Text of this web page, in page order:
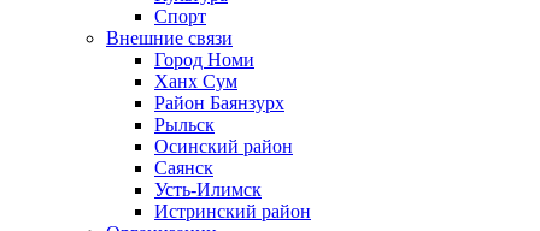
Спорт
Внешние связи
Город Номи
Ханх Сум
Район Баянзурх
Рыльск
Осинский район
Саянск
Усть-Илимск
Истринский район